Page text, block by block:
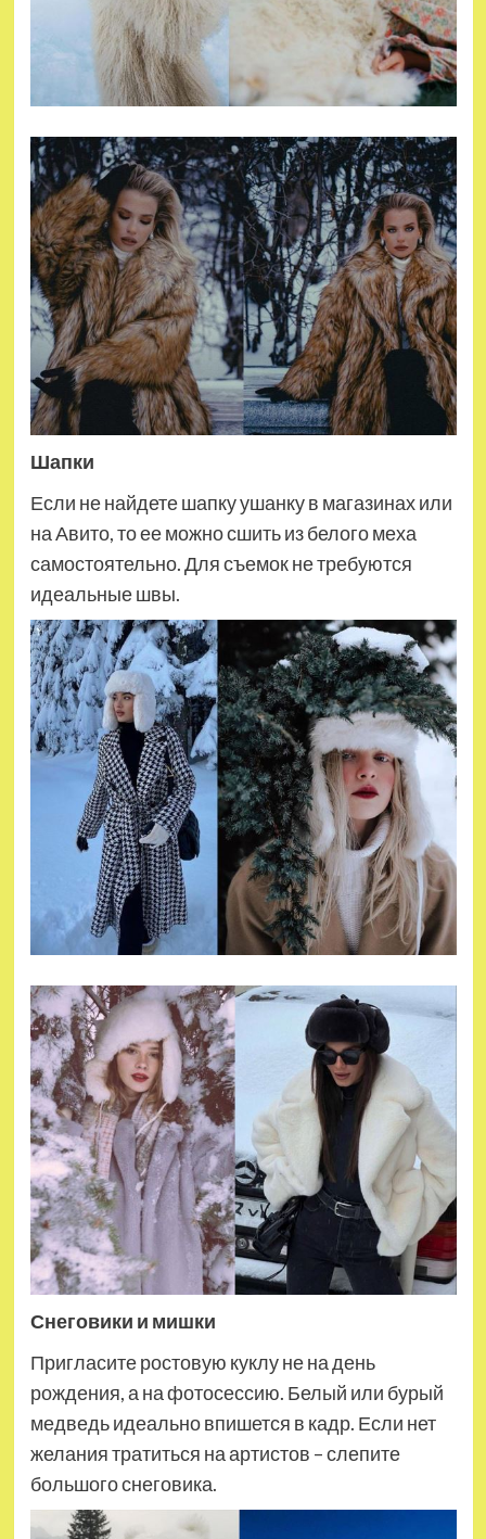
Шапки
Если не найдете шапку ушанку в магазинах или
на Авито, то ее можно сшить из белого меха
самостоятельно. Для съемок не требуются
идеальные швы.
Снеговики и мишки
Пригласите ростовую куклу не на день
рождения, а на фотосессию. Белый или бурый
медведь идеально впишется в кадр. Если нет
желания тратиться на артистов – слепите
большого снеговика.